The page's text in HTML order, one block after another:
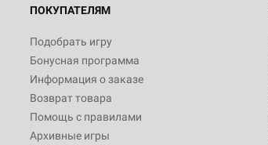
ПОКУПАТЕЛЯМ
Подобрать игру
Бонусная программа
Информация о заказе
Возврат товара
Помощь с правилами
Архивные игры